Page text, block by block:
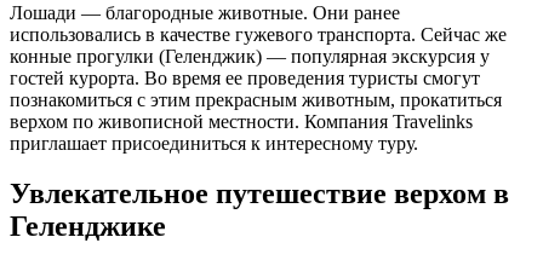
Лошади — благородные животные. Они ранее
использовались в качестве гужевого транспорта. Сейчас же
конные прогулки (Геленджик) — популярная экскурсия у
гостей курорта. Во время ее проведения туристы смогут
познакомиться с этим прекрасным животным, прокатиться
верхом по живописной местности. Компания Travelinks
приглашает присоединиться к интересному туру.
Увлекательное путешествие верхом в
Геленджике